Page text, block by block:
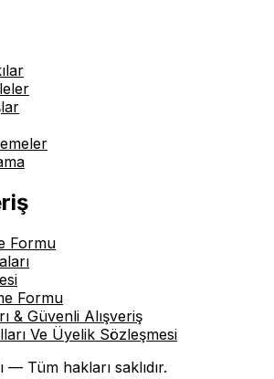
Formu
Formu
& Güvenli Alışveriş
Ve Üyelik Sözleşmesi
— Tüm hakları saklıdır.